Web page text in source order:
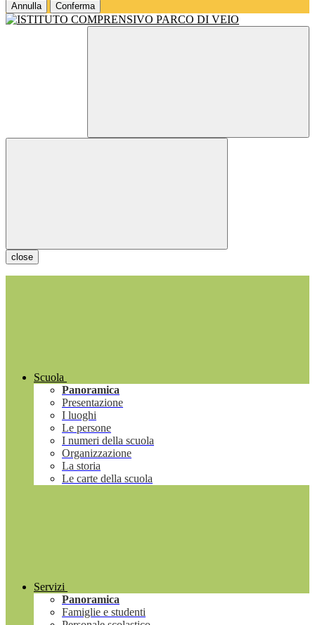
Annulla Conferma
close
Scuola
Panoramica
Presentazione
I luoghi
Le persone
I numeri della scuola
Organizzazione
La storia
Le carte della scuola
Servizi
Panoramica
Famiglie e studenti